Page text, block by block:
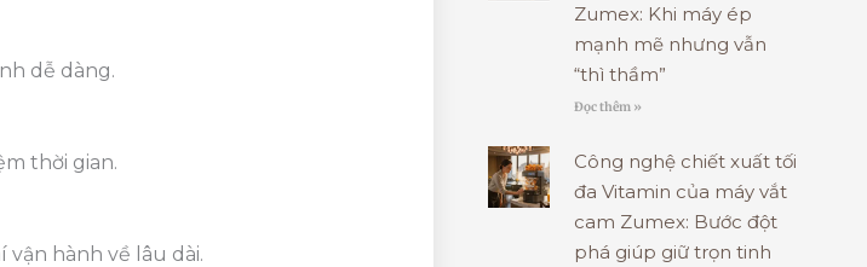
dễ dàng.
thời gian.
hành về lâu dài.
Zumex: Khi máy ép
mạnh mẽ nhưng vẫn
“thì thầm”
Đọc thêm »
Công nghệ chiết xuất tối
đa Vitamin của máy vắt
cam Zumex: Bước đột
phá giúp giữ trọn tinh